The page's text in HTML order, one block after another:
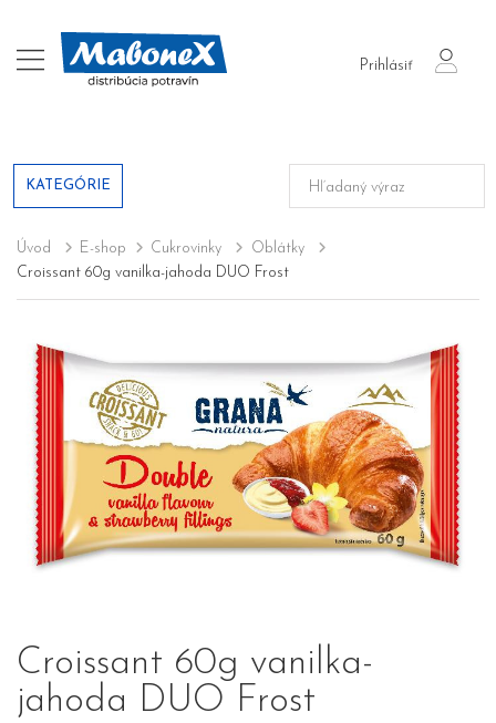
Prihlásiť
login
KATEGÓRIE
Úvod E-shop Cukrovinky
Oblátky
Croissant 60g vanilka-jahoda DUO Frost
Croissant 60g vanilka-
jahoda DUO Frost